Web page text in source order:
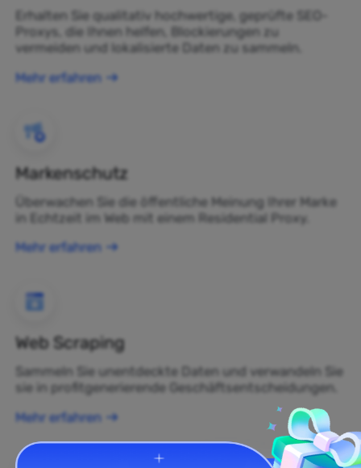
Erhalten Sie qualitativ hochwertige, geprüfte SEO-
Proxys, die Ihnen helfen, Blockierungen zu
vermeiden und lokalisierte Daten zu sammeln.
Mehr erfahren
Markenschutz
Überwachen Sie die öffentliche Meinung Ihrer Marke
in Echtzeit im Web mit einem Residential Proxy.
Mehr erfahren
Web Scraping
Sammeln Sie unentdeckte Daten und verwandeln Sie
sie in profitgenerierende Geschäftsentscheidungen.
Mehr erfahren